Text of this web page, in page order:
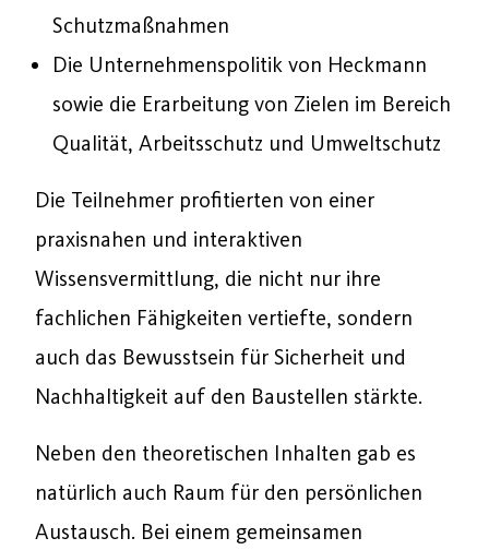
Schutzmaßnahmen
Die Unternehmenspolitik von Heckmann
sowie die Erarbeitung von Zielen im Bereich
Qualität, Arbeitsschutz und Umweltschutz
Die Teilnehmer profitierten von einer
praxisnahen und interaktiven
Wissensvermittlung, die nicht nur ihre
fachlichen Fähigkeiten vertiefte, sondern
auch das Bewusstsein für Sicherheit und
Nachhaltigkeit auf den Baustellen stärkte.
Neben den theoretischen Inhalten gab es
natürlich auch Raum für den persönlichen
Austausch. Bei einem gemeinsamen